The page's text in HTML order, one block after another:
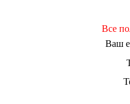
Все
Ваш